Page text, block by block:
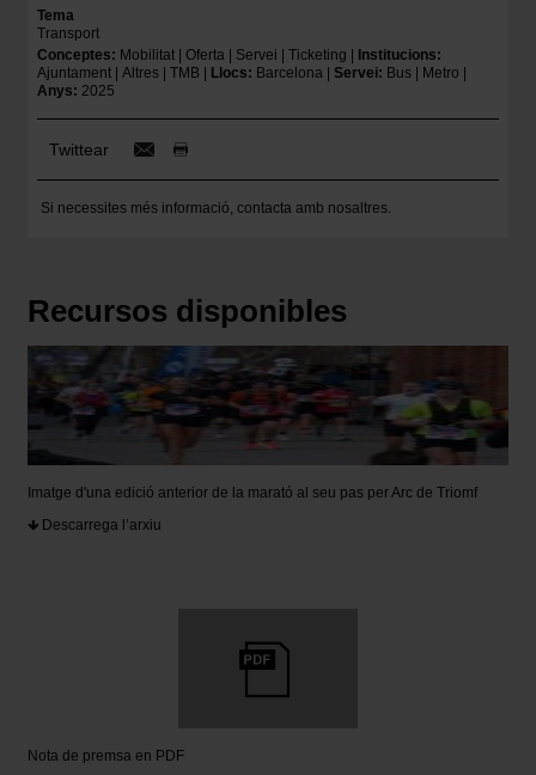
Tema
Transport
Conceptes
Mobilitat Oferta Servei Ticketing
Institucions
Ajuntament
Altres TMB Llocs Barcelona Servei Bus
Metro
Anys 2025
Twittear
Si necessites més informació, contacta amb nosaltres.
Recursos disponibles
Imatge d'una edició anterior de la marató al seu pas per Arc de Triomf
Descarrega l’arxiu
Nota de premsa en PDF